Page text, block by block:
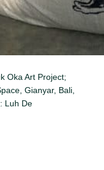
Oka Art Project;
Gianyar, Bali,
Luh De